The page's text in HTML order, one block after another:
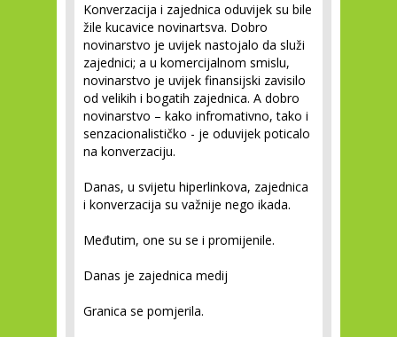
Konverzacija i zajednica oduvijek su bile
žile kucavice novinartsva. Dobro
novinarstvo je uvijek nastojalo da služi
zajednici; a u komercijalnom smislu,
novinarstvo je uvijek finansijski zavisilo
od velikih i bogatih zajednica. A dobro
novinarstvo – kako infromativno, tako i
senzacionalističko - je oduvijek poticalo
na konverzaciju.
Danas, u svijetu hiperlinkova, zajednica
i konverzacija su važnije nego ikada.
Međutim, one su se i promijenile.
Danas je zajednica medij
Granica se pomjerila.